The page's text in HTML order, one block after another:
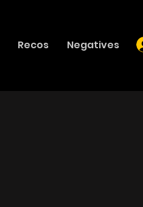
Recos Negatives